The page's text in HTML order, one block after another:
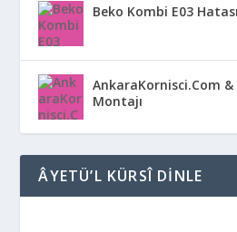
Beko Kombi E03
AnkaraKornisci.Com
Montajı
ÂYETÜ’L KÜRSÎ DINLE